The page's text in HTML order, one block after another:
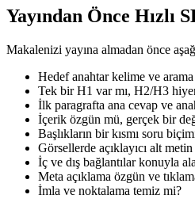
Yayından Önce Hızlı
Makalenizi yayına almadan önce
Hedef anahtar kelime ve arama
Tek bir H1 var mı, H2/H3
İlk paragrafta ana cevap ve
İçerik özgün mü, gerçek bir
Başlıkların bir kısmı soru
Görsellerde açıklayıcı alt metin
İç ve dış bağlantılar konuyla
Meta açıklama özgün ve
İmla ve noktalama temiz mi?